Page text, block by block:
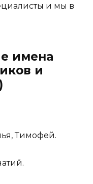
и мы в
имена
и
Тимофей.